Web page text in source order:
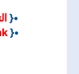
•{
•{